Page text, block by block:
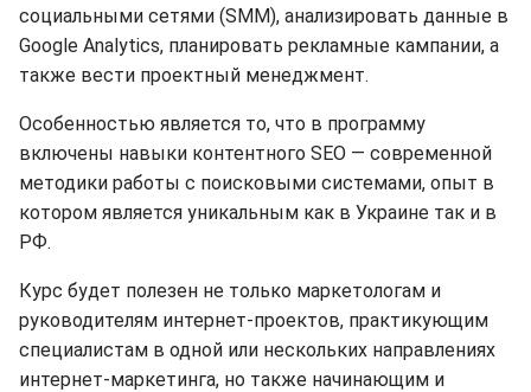
социальными сетями (SMM), анализировать данные в
Google Analytics, планировать рекламные кампании, а
также вести проектный менеджмент.
Особенностью является то, что в программу
включены навыки контентного SEO — современной
методики работы с поисковыми системами, опыт в
котором является уникальным как в Украине так и в
РФ.
Курс будет полезен не только маркетологам и
руководителям интернет-проектов, практикующим
специалистам в одной или нескольких направлениях
интернет-маркетинга, но также начинающим и